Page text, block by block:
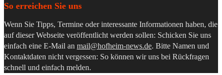
So erreichen Sie uns
Wenn Sie Tipps, Termine oder interessante Informationen haben, die
auf dieser Webseite veröffentlicht werden sollen: Schicken Sie uns
einfach eine E-Mail an mail@hofheim-news.de. Bitte Namen und
Kontaktdaten nicht vergessen: So können wir uns bei Rückfragen
schnell und einfach melden.